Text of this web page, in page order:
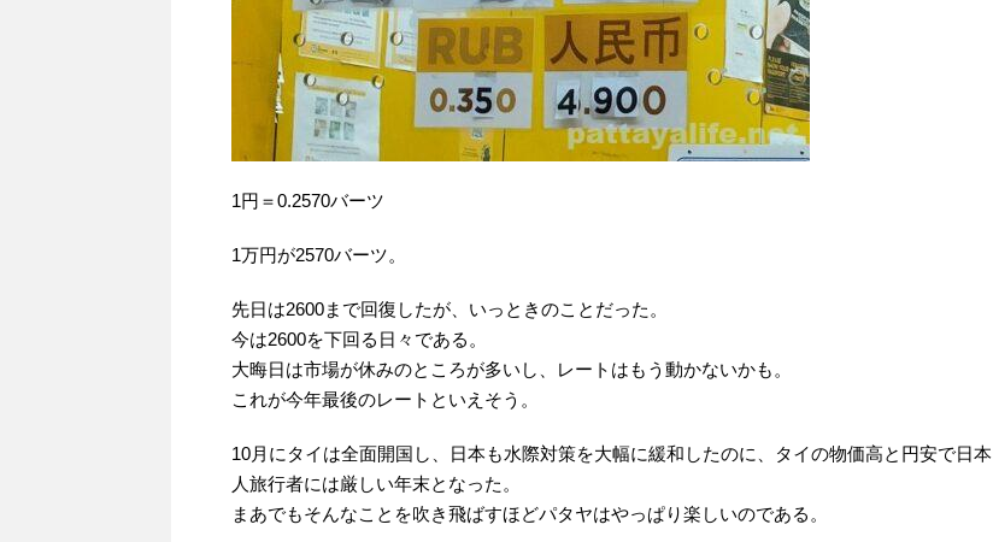
1円＝0.2570バーツ
1万円が2570バーツ。
先日は2600まで回復したが、いっときのことだった。
今は2600を下回る日々である。
大晦日は市場が休みのところが多いし、レートはもう動かないかも。
これが今年最後のレートといえそう。
10月にタイは全面開国し、日本も水際対策を大幅に緩和したのに、タイの物価高と円安で日本
人旅行者には厳しい年末となった。
まあでもそんなことを吹き飛ばすほどパタヤはやっぱり楽しいのである。